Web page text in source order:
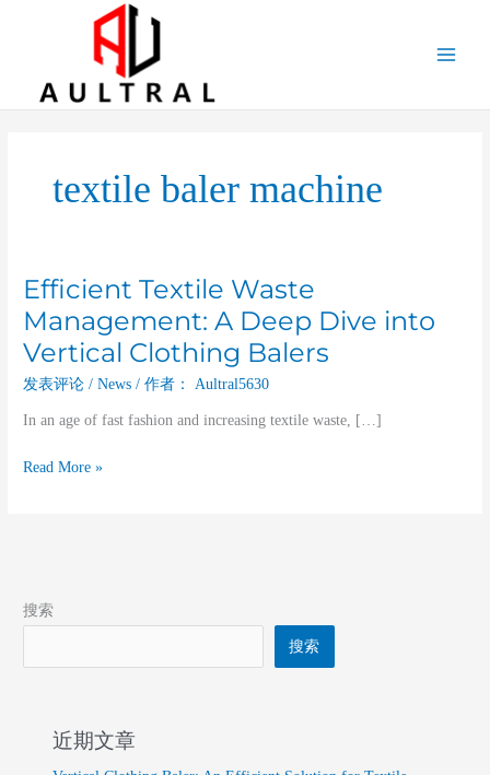
textile baler machine
Efficient Textile Waste
Management: A Deep Dive into
Vertical Clothing Balers
发表评论 /News / 作者： Aultral5630
In an age of fast fashion and increasing textile waste, […]
Efficient
Waste
Management:
A
Dive
Vertical
Read More »
搜索
搜索
近期文章